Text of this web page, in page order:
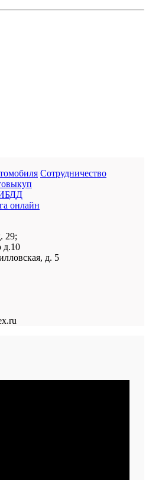
Сотрудничество
онлайн
29;
д.10
д. 5